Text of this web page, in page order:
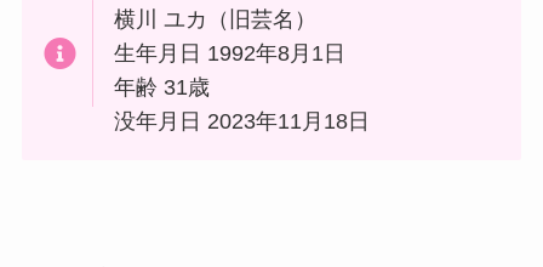
横川 ユカ（旧芸名）
生年月日 1992年8月1日
年齢 31歳
没年月日 2023年11月18日